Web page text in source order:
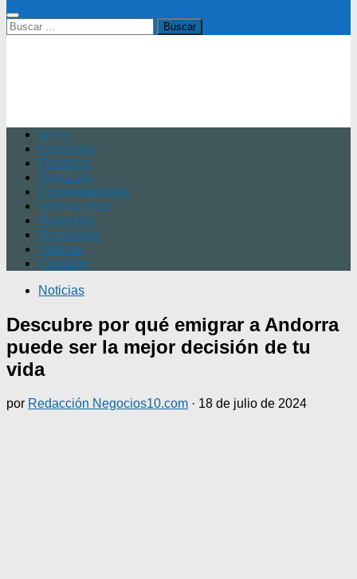
Buscar:
Inicio
Economía
Finanzas
Negocios
Emprendedores
Internacional
Marketing
Tecnología
Noticias
Contacto
Noticias
Descubre por qué emigrar a Andorra
puede ser la mejor decisión de tu
vida
por Redacción Negocios10.com · 18 de julio de 2024